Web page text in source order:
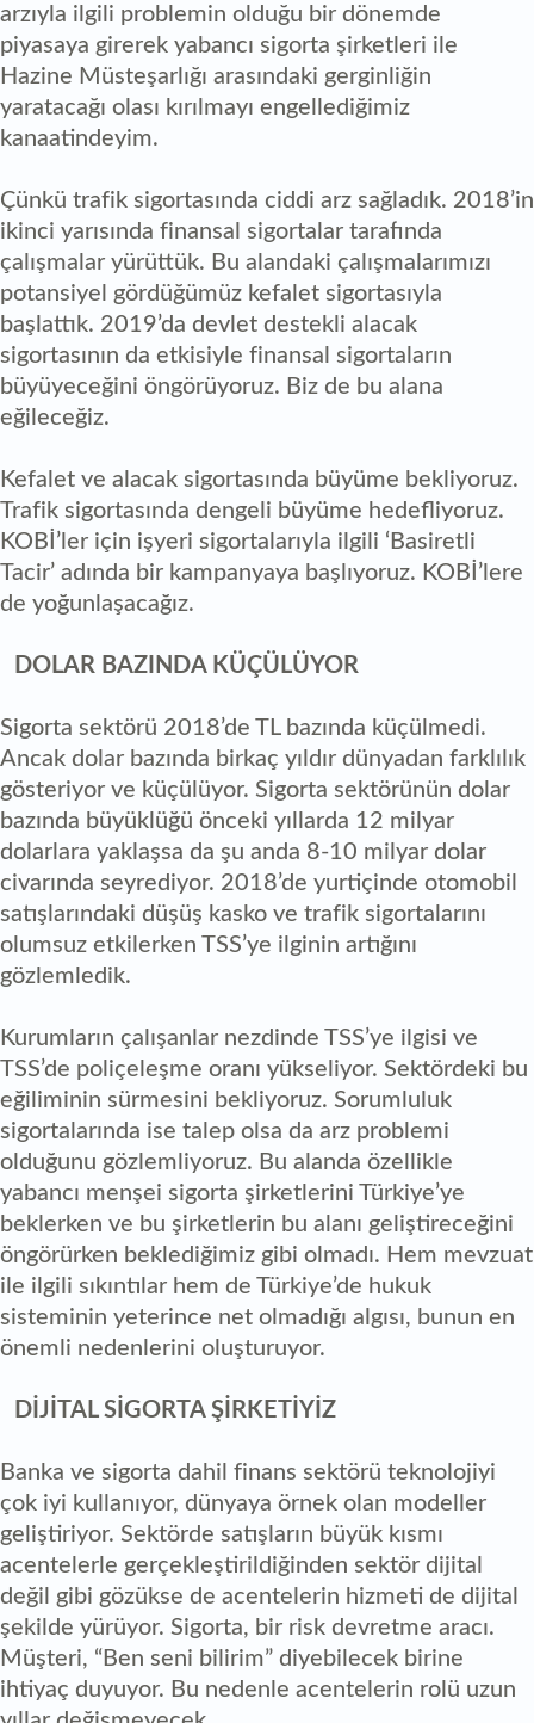
arzıyla ilgili problemin olduğu bir dönemde
piyasaya girerek yabancı sigorta şirketleri ile
Hazine Müsteşarlığı arasındaki gerginliğin
yaratacağı olası kırılmayı engellediğimiz
kanaatindeyim.
Çünkü trafik sigortasında ciddi arz sağladık. 2018’in
ikinci yarısında finansal sigortalar tarafında
çalışmalar yürüttük. Bu alandaki çalışmalarımızı
potansiyel gördüğümüz kefalet sigortasıyla
başlattık. 2019’da devlet destekli alacak
sigortasının da etkisiyle finansal sigortaların
büyüyeceğini öngörüyoruz. Biz de bu alana
eğileceğiz.
Kefalet ve alacak sigortasında büyüme bekliyoruz.
Trafik sigortasında dengeli büyüme hedefliyoruz.
KOBİ’ler için işyeri sigortalarıyla ilgili ‘Basiretli
Tacir’ adında bir kampanyaya başlıyoruz. KOBİ’lere
de yoğunlaşacağız.
DOLAR BAZINDA KÜÇÜLÜYOR
Sigorta sektörü 2018’de TL bazında küçülmedi.
Ancak dolar bazında birkaç yıldır dünyadan farklılık
gösteriyor ve küçülüyor. Sigorta sektörünün dolar
bazında büyüklüğü önceki yıllarda 12 milyar
dolarlara yaklaşsa da şu anda 8-10 milyar dolar
civarında seyrediyor. 2018’de yurtiçinde otomobil
satışlarındaki düşüş kasko ve trafik sigortalarını
olumsuz etkilerken TSS’ye ilginin artığını
gözlemledik.
Kurumların çalışanlar nezdinde TSS’ye ilgisi ve
TSS’de poliçeleşme oranı yükseliyor. Sektördeki bu
eğiliminin sürmesini bekliyoruz. Sorumluluk
sigortalarında ise talep olsa da arz problemi
olduğunu gözlemliyoruz. Bu alanda özellikle
yabancı menşei sigorta şirketlerini Türkiye’ye
beklerken ve bu şirketlerin bu alanı geliştireceğini
öngörürken beklediğimiz gibi olmadı. Hem mevzuat
ile ilgili sıkıntılar hem de Türkiye’de hukuk
sisteminin yeterince net olmadığı algısı, bunun en
önemli nedenlerini oluşturuyor.
DİJİTAL SİGORTA ŞİRKETİYİZ
Banka ve sigorta dahil finans sektörü teknolojiyi
çok iyi kullanıyor, dünyaya örnek olan modeller
geliştiriyor. Sektörde satışların büyük kısmı
acentelerle gerçekleştirildiğinden sektör dijital
değil gibi gözükse de acentelerin hizmeti de dijital
şekilde yürüyor. Sigorta, bir risk devretme aracı.
Müşteri, “Ben seni bilirim” diyebilecek birine
ihtiyaç duyuyor. Bu nedenle acentelerin rolü uzun